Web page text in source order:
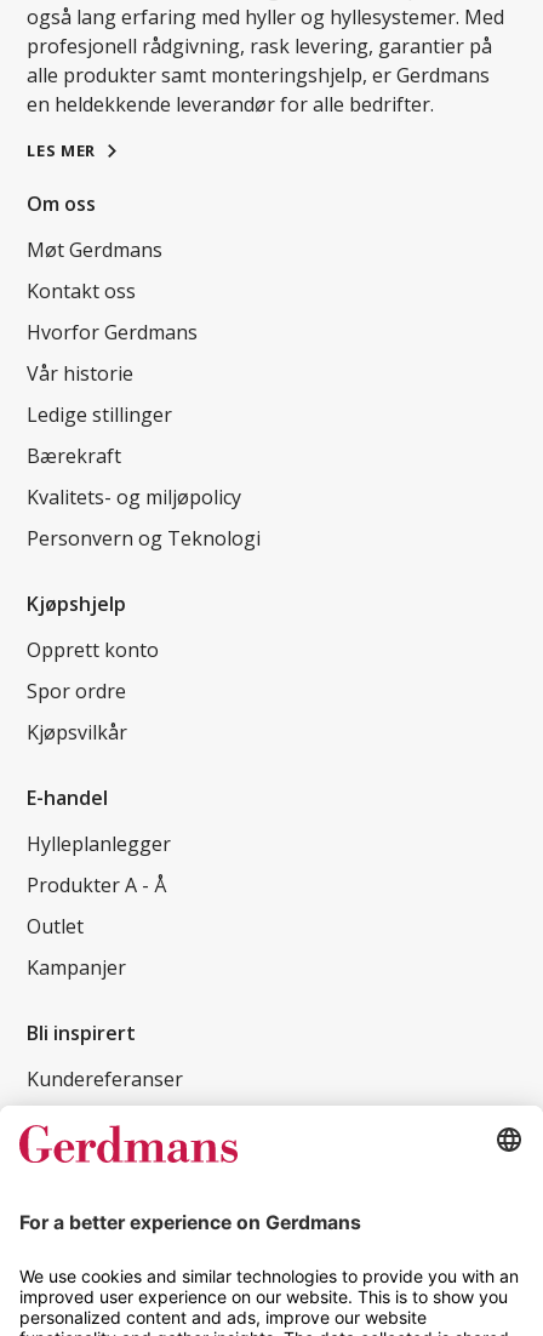
også lang erfaring med hyller og hyllesystemer. Med
profesjonell rådgivning, rask levering, garantier på
alle produkter samt monteringshjelp, er Gerdmans
en heldekkende leverandør for alle bedrifter.
LES MER
Om oss
Møt Gerdmans
Kontakt oss
Hvorfor Gerdmans
Vår historie
Ledige stillinger
Bærekraft
Kvalitets- og miljøpolicy
Personvern og Teknologi
Kjøpshjelp
Opprett konto
Spor ordre
Kjøpsvilkår
E-handel
Hylleplanlegger
Produkter A - Å
Outlet
Kampanjer
Bli inspirert
Kundereferanser
Magasin
Tips og guider
Kontakt
info@gerdmans.no
67 80 56 20